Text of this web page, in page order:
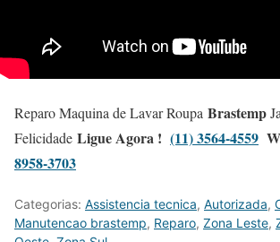
Reparo Maquina de Lavar Roupa Brastemp
Felicidade Ligue Agora ! (11) 3564-4559
8958-3703
Categorias: Assistencia tecnica, Autorizada,
Manutencao brastemp, Reparo, Zona Leste,